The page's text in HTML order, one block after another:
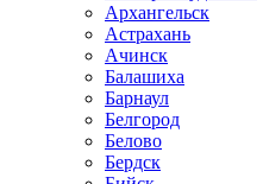
Архангельск
Астрахань
Ачинск
Балашиха
Барнаул
Белгород
Белово
Бердск